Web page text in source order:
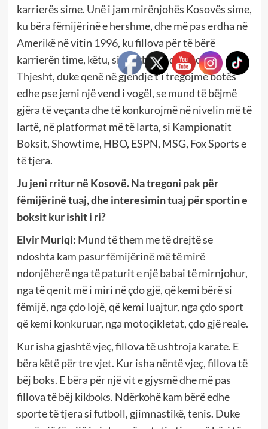
karrierës sime. Unë i jam mirënjohës Kosovës sime,
ku bëra fëmijërinë e hershme, dhe më pas erdha në
Amerikë në vitin 1996, ku fillova për të bërë
karrierën time, këtu, si Kickboxer dhe Boxer.
Thjesht, duke qenë në gjendje t’i tregojmë botës
edhe pse jemi një vend i vogël, se mund të bëjmë
gjëra të veçanta dhe të konkurojmë në nivelin më të
lartë, në platformat më të larta, si Kampionatit
Boksit, Showtime, HBO, ESPN, MSG, Fox Sports e
të tjera.
Ju jeni rritur në Kosovë. Na tregoni pak për
fëmijërinë tuaj, dhe interesimin tuaj për sportin e
boksit kur ishit i ri?
Elvir Muriqi: Mund të them me të drejtë se
ndoshta kam pasur fëmijërinë më të mirë
ndonjëherë nga të paturit e një babai të mirnjohur,
nga të qenit më i miri në çdo gjë, që kemi bërë si
fëmijë, nga çdo lojë, që kemi luajtur, nga çdo sport
që kemi konkuruar, nga motoçikletat, çdo gjë reale.
Kur isha gjashtë vjeç, fillova të ushtroja karate. E
bëra këtë për tre vjet. Kur isha nëntë vjeç, fillova të
bëj boks. E bëra për një vit e gjysmë dhe më pas
fillova të bëj kikboks. Ndërkohë kam bërë edhe
sporte të tjera si futboll, gjimnastikë, tenis. Duke